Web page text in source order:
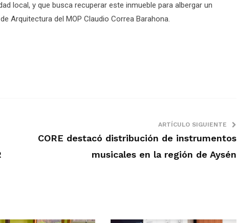
local, y que busca recuperar este inmueble para albergar un
Arquitectura del MOP Claudio Correa Barahona.
ARTÍCULO SIGUIENTE
CORE destacó distribución de instrumentos
musicales en la región de Aysén